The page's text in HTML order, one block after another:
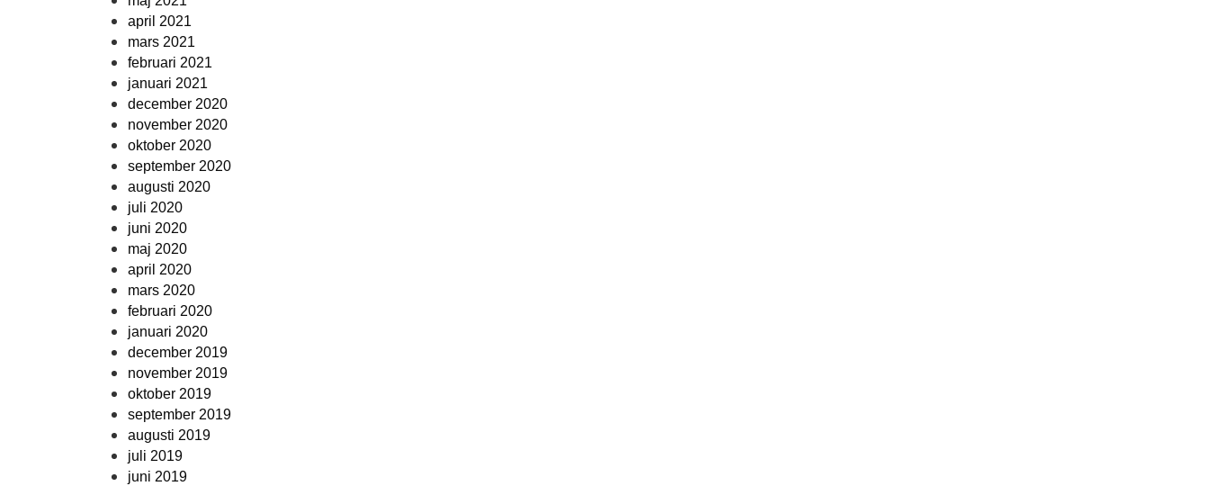
april 2021
mars 2021
februari 2021
januari 2021
december 2020
november 2020
oktober 2020
september 2020
augusti 2020
juli 2020
juni 2020
maj 2020
april 2020
mars 2020
februari 2020
januari 2020
december 2019
november 2019
oktober 2019
september 2019
augusti 2019
juli 2019
juni 2019